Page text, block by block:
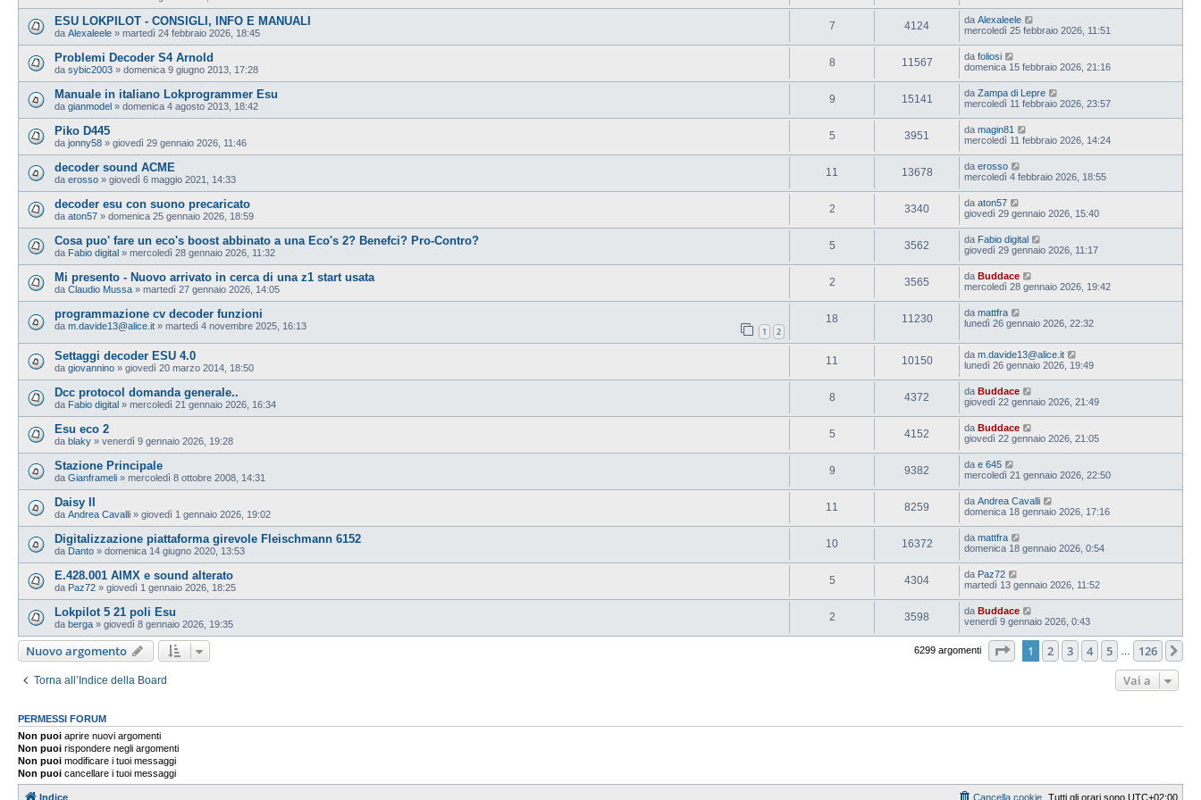
ESU LOKPILOT - CONSIGLI, INFO E MANUALI
da Alexaleele » martedì 24 febbraio 2026, 18:45
7 4124 da Alexaleele
mercoledì 25 febbraio 2026, 11:51
Problemi Decoder S4 Arnold
da sybic2003 » domenica 9 giugno 2013, 17:28
8 11567 da foliosi
domenica 15 febbraio 2026, 21:16
Manuale in italiano Lokprogrammer Esu
da gianmodel » domenica 4 agosto 2013, 18:42
9 15141 da Zampa di Lepre
mercoledì 11 febbraio 2026, 23:57
Piko D445
da jonny58 » giovedì 29 gennaio 2026, 11:46
5 3951 da magin81
mercoledì 11 febbraio 2026, 14:24
decoder sound ACME
da erosso » giovedì 6 maggio 2021, 14:33
11 13678 da erosso
mercoledì 4 febbraio 2026, 18:55
decoder esu con suono precaricato
da aton57 » domenica 25 gennaio 2026, 18:59
2 3340 da aton57
giovedì 29 gennaio 2026, 15:40
Cosa puo' fare un eco's boost abbinato a una Eco's 2? Benefci? Pro-Contro?
da Fabio digital » mercoledì 28 gennaio 2026, 11:32
5 3562 da Fabio digital
giovedì 29 gennaio 2026, 11:17
Mi presento - Nuovo arrivato in cerca di una z1 start usata
da Claudio Mussa » martedì 27 gennaio 2026, 14:05
2 3565 da Buddace
mercoledì 28 gennaio 2026, 19:42
programmazione cv decoder funzioni
da m.davide13@alice.it » martedì 4 novembre 2025, 16:13 1 2
18 11230 da mattfra
lunedì 26 gennaio 2026, 22:32
Settaggi decoder ESU 4.0
da giovannino » giovedì 20 marzo 2014, 18:50
11 10150 da m.davide13@alice.it
lunedì 26 gennaio 2026, 19:49
Dcc protocol domanda generale..
da Fabio digital » mercoledì 21 gennaio 2026, 16:34
8 4372 da Buddace
giovedì 22 gennaio 2026, 21:49
Esu eco 2
da blaky » venerdì 9 gennaio 2026, 19:28
5 4152 da Buddace
giovedì 22 gennaio 2026, 21:05
Stazione Principale
da Gianframeli » mercoledì 8 ottobre 2008, 14:31
9 9382 da e 645
mercoledì 21 gennaio 2026, 22:50
Daisy II
da Andrea Cavalli » giovedì 1 gennaio 2026, 19:02
11 8259 da Andrea Cavalli
domenica 18 gennaio 2026, 17:16
Digitalizzazione piattaforma girevole Fleischmann 6152
da Danto » domenica 14 giugno 2020, 13:53
10 16372 da mattfra
domenica 18 gennaio 2026, 0:54
E.428.001 AIMX e sound alterato
da Paz72 » giovedì 1 gennaio 2026, 18:25
5 4304 da Paz72
martedì 13 gennaio 2026, 11:52
Lokpilot 5 21 poli Esu
da berga » giovedì 8 gennaio 2026, 19:35
2 3598 da Buddace
venerdì 9 gennaio 2026, 0:43
Nuovo argomento 6299 argomenti Pagina1 di 126
1 2 3 4 5 126
Torna all’Indice della Board Vai a
PERMESSI FORUM
Non puoi aprire nuovi argomenti
Non puoi rispondere negli argomenti
Non puoi modificare i tuoi messaggi
Non puoi cancellare i tuoi messaggi
Indice Tutti gli orari sono UTC+02:00
Cancella cookie